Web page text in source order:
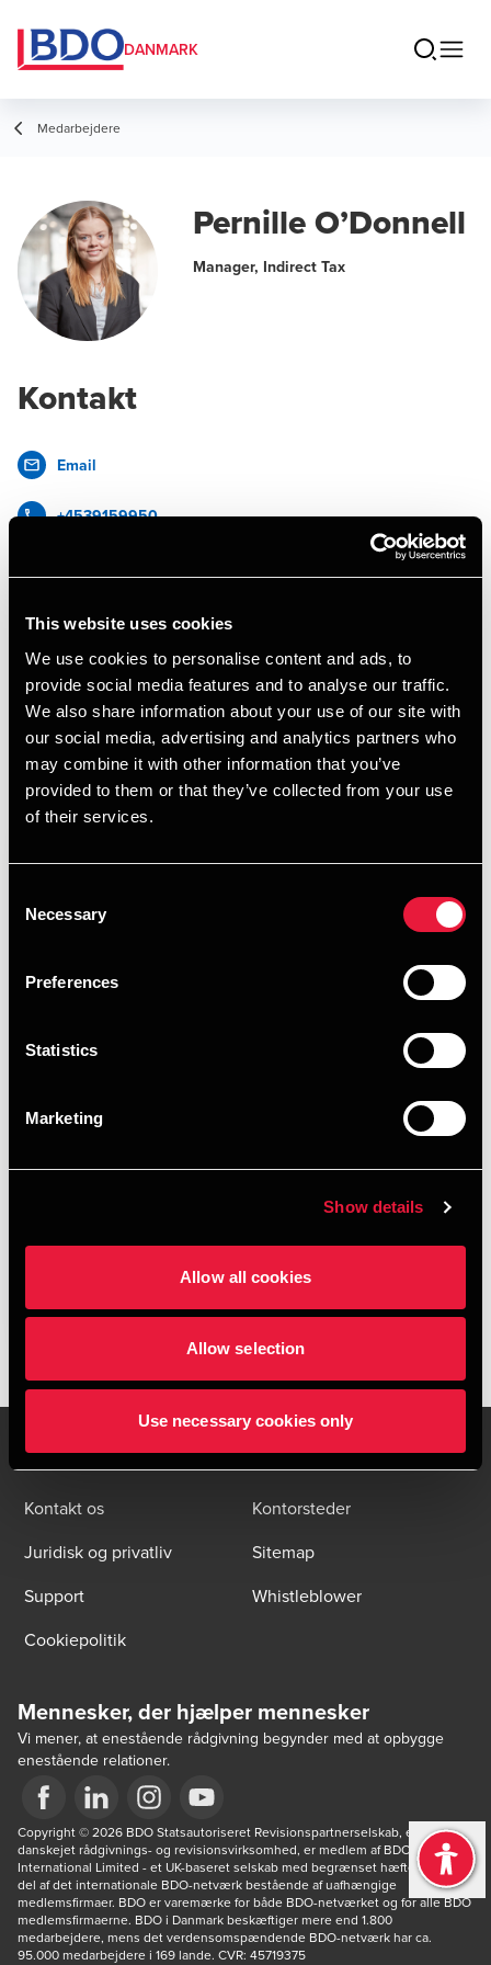
This website uses cookies
We use cookies to personalise content and ads, to
provide social media features and to analyse our traffic.
We also share information about your use of our site with
our social media, advertising and analytics partners who
may combine it with other information that you’ve
provided to them or that they’ve collected from your use
of their services.
Selection
Necessary
Preferences
Statistics
Marketing
Show details
Allow all cookies
Allow selection
Use necessary cookies only
DANMARK
Medarbejdere
Pernille O’Donnell
Manager, Indirect Tax
Kontakt
Email
+4539159950
BDO København
vCard
Forfatter på artikler
Kontakt os
Kontorsteder
Juridisk og privatliv
Sitemap
Support
Whistleblower
Cookiepolitik
Mennesker, der hjælper mennesker
Vi mener, at enestående rådgivning begynder med at opbygge
enestående relationer.
Opens in a new window/tab
Opens in a new window/tab
Opens in a new window/tab
Opens in a new window/tab
Copyright © 2026 BDO Statsautoriseret Revisionspartnerselskab, en
danskejet rådgivnings- og revisionsvirksomhed, er medlem af BDO
International Limited - et UK-baseret selskab med begrænset hæftelse - og
del af det internationale BDO-netværk bestående af uafhængige
medlemsfirmaer. BDO er varemærke for både BDO-netværket og for alle BDO
medlemsfirmaerne. BDO i Danmark beskæftiger mere end 1.800
medarbejdere, mens det verdensomspændende BDO-netværk har ca.
95.000 medarbejdere i 169 lande. CVR: 45719375